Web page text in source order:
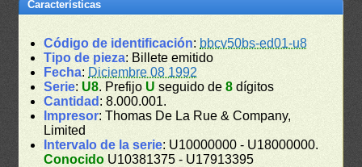
Características
Código de identificación: bbcv50bs-ed01-u8
Tipo de pieza: Billete emitido
Fecha: Diciembre 08 1992
Serie: U8. Prefijo U seguido de8 dígitos
Cantidad : 8.000.001.
Impresor: Thomas De La Rue & Company,
Limited
Intervalo de la serie: U10000000 - U18000000.
Conocido U10381375 - U17913395